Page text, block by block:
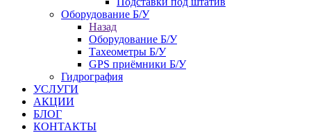
Оборудование Б/У
Назад
Оборудование Б/У
Тахеометры Б/У
GPS приёмники Б/У
Гидрография
УСЛУГИ
АКЦИИ
БЛОГ
КОНТАКТЫ